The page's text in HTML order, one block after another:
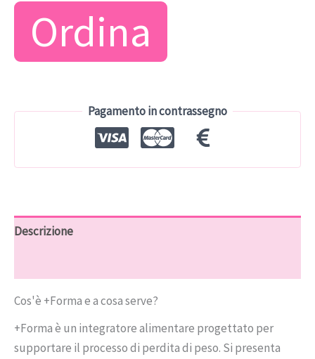
prezzo
originale
€49.00.
prezzo
attuale
€24.50.
Ordina
Pagamento in contrassegno
Descrizione
Cos'è +Forma e a cosa serve?
+Forma è un integratore alimentare progettato per
supportare il processo di perdita di peso. Si presenta